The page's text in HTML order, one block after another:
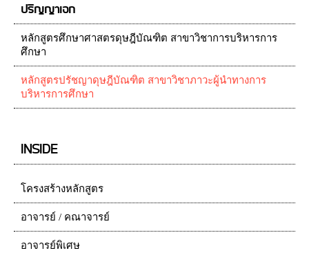
ปริญญาเอก
หลักสูตรศึกษาศาสตรดุษฎีบัณฑิต สาขาวิชาการบริหารการ
ศึกษา
หลักสูตรปรัชญาดุษฎีบัณฑิต สาขาวิชาภาวะผู้นำทางการ
บริหารการศึกษา
INSIDE
โครงสร้างหลักสูตร
อาจารย์ / คณาจารย์
อาจารย์พิเศษ